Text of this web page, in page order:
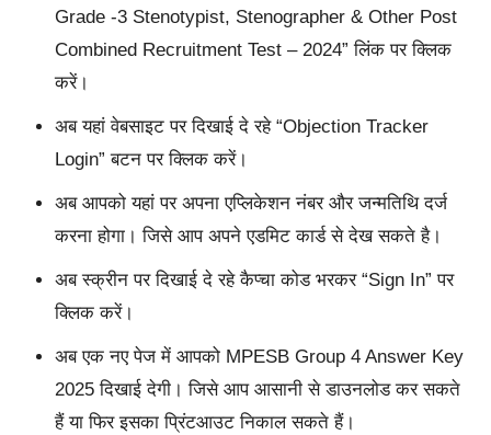
Grade -3 Stenotypist, Stenographer & Other Post
Combined Recruitment Test – 2024” लिंक पर क्लिक
करें।
अब यहां वेबसाइट पर दिखाई दे रहे “Objection Tracker
Login” बटन पर क्लिक करें।
अब आपको यहां पर अपना एप्लिकेशन नंबर और जन्मतिथि दर्ज
करना होगा। जिसे आप अपने एडमिट कार्ड से देख सकते है।
अब स्क्रीन पर दिखाई दे रहे कैप्चा कोड भरकर “Sign In” पर
क्लिक करें।
अब एक नए पेज में आपको MPESB Group 4 Answer Key
2025 दिखाई देगी। जिसे आप आसानी से डाउनलोड कर सकते
हैं या फिर इसका प्रिंटआउट निकाल सकते हैं।